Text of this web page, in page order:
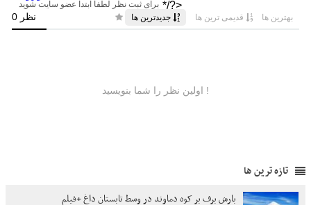
تازه ترین ها
بارش برف بر کوه دماوند در وسط تابستان داغ +فیلم